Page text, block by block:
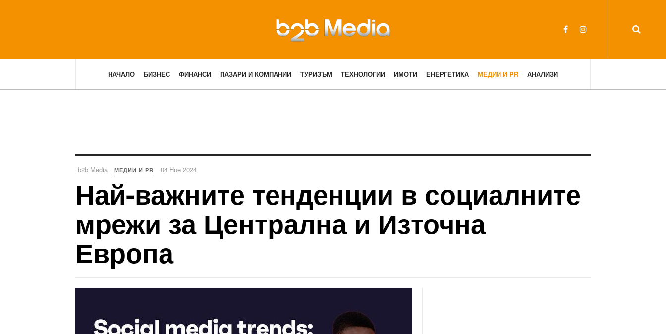
НАЧАЛО БИЗНЕС ФИНАНСИ ПАЗАРИ И КОМПАНИИ ТУРИЗЪМ ТЕХНОЛОГИИ ИМОТИ ЕНЕРГЕТИКА МЕДИИ И PR АНАЛИЗИ
b2b Media МЕДИИ И PR 04 Ное 2024
Най-важните тенденции в социалните
мрежи за Централна и Източна
Европа